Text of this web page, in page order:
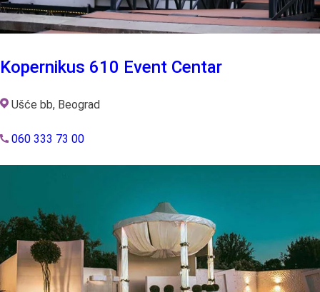
Kopernikus 610 Event Centar
Ušće bb, Beograd
060 333 73 00